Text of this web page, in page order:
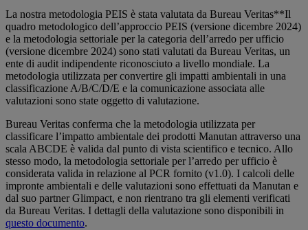
La nostra metodologia PEIS è stata valutata da Bureau Veritas**Il
quadro metodologico dell’approccio PEIS (versione dicembre 2024)
e la metodologia settoriale per la categoria dell’arredo per ufficio
(versione dicembre 2024) sono stati valutati da Bureau Veritas, un
ente di audit indipendente riconosciuto a livello mondiale. La
metodologia utilizzata per convertire gli impatti ambientali in una
classificazione A/B/C/D/E e la comunicazione associata alle
valutazioni sono state oggetto di valutazione.
Bureau Veritas conferma che la metodologia utilizzata per
classificare l’impatto ambientale dei prodotti Manutan attraverso una
scala ABCDE è valida dal punto di vista scientifico e tecnico. Allo
stesso modo, la metodologia settoriale per l’arredo per ufficio è
considerata valida in relazione al PCR fornito (v1.0). I calcoli delle
impronte ambientali e delle valutazioni sono effettuati da Manutan e
dal suo partner Glimpact, e non rientrano tra gli elementi verificati
da Bureau Veritas. I dettagli della valutazione sono disponibili in
questo documento.